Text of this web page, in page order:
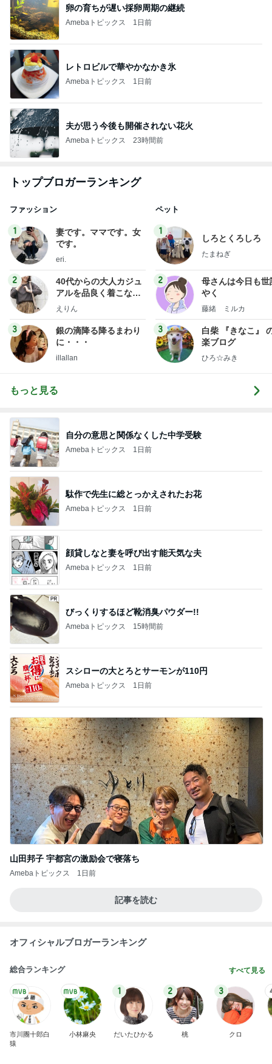
卵の育ちが遅い採卵周期の継続
Amebaトピックス 1日前
レトロビルで華やかなかき氷
Amebaトピックス 1日前
夫が思う今後も開催されない花火
Amebaトピックス 23時間前
トップブロガーランキング
ファッション
1
妻です。ママです。女
です。
eri.
2
40代からの大人カジュ
アルを品良く着こなす
ファッションブログ
えりん
3
銀の滴降る降るまわり
に・・・
illallan
ペット
1
しろとくろしろ
たまねぎ
2
母さんは今日も世
やく
藤緒 ミルカ
3
白柴 『きなこ』
楽ブログ
ひろ☆みき
もっと見る
自分の意思と関係なくした中学受験
Amebaトピックス 1日前
駄作で先生に総とっかえされたお花
Amebaトピックス 1日前
顔貸しなと妻を呼び出す能天気な夫
Amebaトピックス 1日前
びっくりするほど靴消臭パウダー!!
Amebaトピックス 15時間前
スシローの大とろとサーモンが110円
Amebaトピックス 1日前
山田邦子 宇都宮の激励会で寝落ち
Amebaトピックス 1日前
記事を読む
オフィシャルブロガーランキング
総合ランキング すべて見る
市川團十郎白
猿
小林麻央
1
だいたひかる
2
桃
3
クロ